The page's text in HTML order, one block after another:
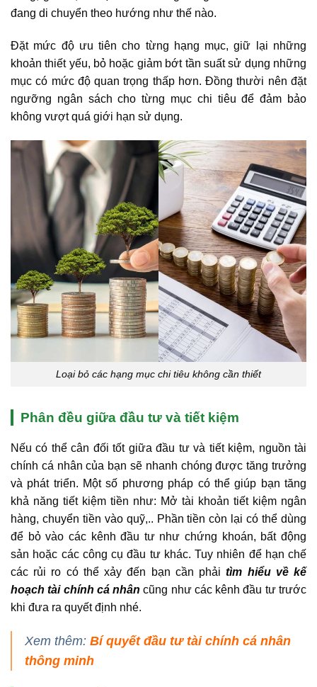
đang di chuyển theo hướng như thế nào.
Đặt mức độ ưu tiên cho từng hạng mục, giữ lại những
khoản thiết yếu, bỏ hoặc giảm bớt tần suất sử dụng những
mục có mức độ quan trọng thấp hơn. Đồng thười nên đặt
ngưỡng ngân sách cho từng mục chi tiêu để đảm bảo
không vượt quá giới hạn sử dụng.
Loại bỏ các hạng mục chi tiêu không cần thiết
Phân đều giữa đầu tư và tiết kiệm
Nếu có thể cân đối tốt giữa đầu tư và tiết kiệm, nguồn tài
chính cá nhân của bạn sẽ nhanh chóng được tăng trưởng
và phát triển. Một số phương pháp có thể giúp bạn tăng
khả năng tiết kiệm tiền như: Mở tài khoản tiết kiệm ngân
hàng, chuyển tiền vào quỹ,.. Phần tiền còn lại có thể dùng
để bỏ vào các kênh đầu tư như chứng khoán, bất động
sản hoặc các công cụ đầu tư khác. Tuy nhiên để hạn chế
các rủi ro có thể xảy đến bạn cần phải tìm hiểu về kế
hoạch tài chính cá nhân cũng như các kênh đầu tư trước
khi đưa ra quyết định nhé.
Xem thêm: Bí quyết đầu tư tài chính cá nhân
thông minh